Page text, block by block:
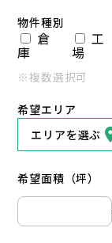
物件種別
倉
庫
工
場
※複数選択可
希望エリア
エリアを選ぶ
希望面積（坪）